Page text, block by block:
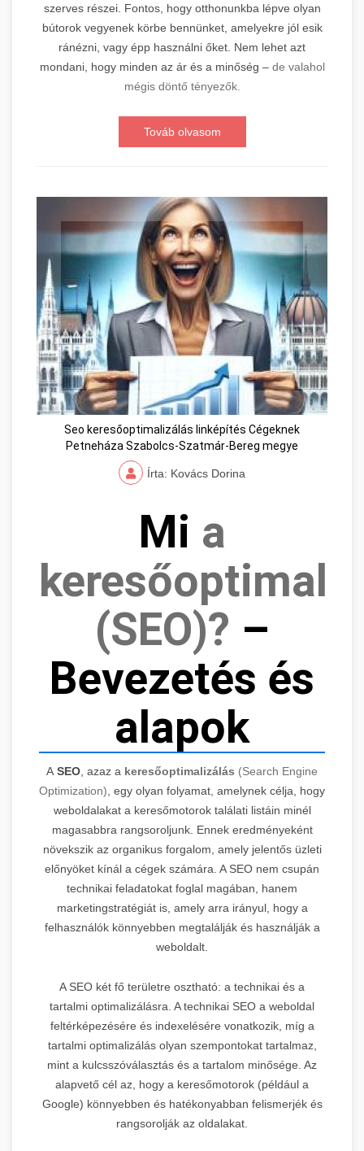
szerves részei. Fontos, hogy otthonunkba lépve olyan
bútorok vegyenek körbe bennünket, amelyekre jól esik
ránézni, vagy épp használni őket. Nem lehet azt
mondani, hogy minden az ár és a minőség – de valahol
mégis döntő tényezők.
Továb olvasom
Seo keresőoptimalizálás linképítés Cégeknek
Petneháza Szabolcs-Szatmár-Bereg megye
Írta: Kovács Dorina
Mi a
(SEO)? –
Bevezetés és
alapok
A SEO, azaz a keresőoptimalizálás (Search Engine
Optimization), egy olyan folyamat, amelynek célja, hogy
weboldalakat a keresőmotorok találati listáin minél
magasabbra rangsoroljunk. Ennek eredményeként
növekszik az organikus forgalom, amely jelentős üzleti
előnyöket kínál a cégek számára. A SEO nem csupán
technikai feladatokat foglal magában, hanem
marketingstratégiát is, amely arra irányul, hogy a
felhasználók könnyebben megtalálják és használják a
weboldalt.
A SEO két fő területre osztható: a technikai és a
tartalmi optimalizálásra. A technikai SEO a weboldal
feltérképezésére és indexelésére vonatkozik, míg a
tartalmi optimalizálás olyan szempontokat tartalmaz,
mint a kulcsszóválasztás és a tartalom minősége. Az
alapvető cél az, hogy a keresőmotorok (például a
Google) könnyebben és hatékonyabban felismerjék és
rangsorolják az oldalakat.